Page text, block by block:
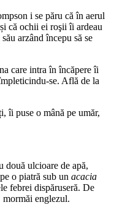
i se păru că în aerul
că ochii ei roşii îi ardeau
arzând începu să se
care intra în încăpere îi
se. Află de la
îi puse o mână pe umăr,
două ulcioare de apă,
o piatră sub un acacia
febrei dispăruseră. De
englezul.